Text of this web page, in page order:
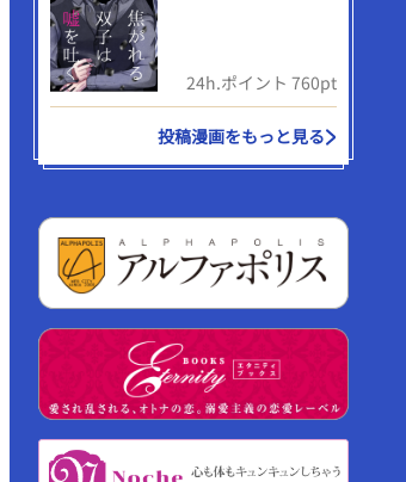
24h.ポイント 760pt
投稿漫画をもっと見る